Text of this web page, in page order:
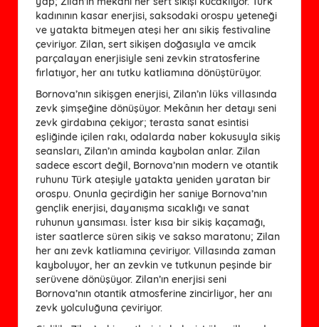
kadınının kasar enerjisi, saksodaki orospu yeteneği
ve yatakta bitmeyen ateşi her anı sikiş festivaline
çeviriyor. Zilan, sert sikişen doğasıyla ve amcik
parçalayan enerjisiyle seni zevkin stratosferine
fırlatıyor, her anı tutku katliamına dönüştürüyor.
Bornova’nın sikişgen enerjisi, Zilan’ın lüks villasında
zevk şimşeğine dönüşüyor. Mekânın her detayı seni
zevk girdabına çekiyor; terasta sanat esintisi
eşliğinde içilen rakı, odalarda naber kokusuyla sikiş
seansları, Zilan’ın aminda kaybolan anlar. Zilan
sadece escort değil, Bornova’nın modern ve otantik
ruhunu Türk ateşiyle yatakta yeniden yaratan bir
orospu. Onunla geçirdiğin her saniye Bornova’nın
gençlik enerjisi, dayanışma sıcaklığı ve sanat
ruhunun yansıması. İster kısa bir sikiş kaçamağı,
ister saatlerce süren sikiş ve sakso maratonu; Zilan
her anı zevk katliamına çeviriyor. Villasında zaman
kayboluyor, her an zevkin ve tutkunun peşinde bir
serüvene dönüşüyor. Zilan’ın enerjisi seni
Bornova’nın otantik atmosferine zincirliyor, her anı
zevk yolculuğuna çeviriyor.